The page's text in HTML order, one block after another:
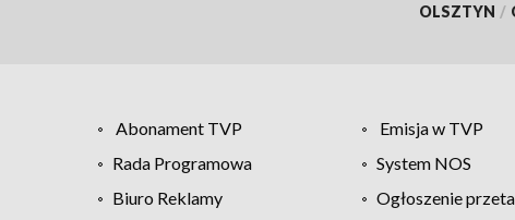
OLSZTYN /
Abonament TVP Emisja w TVP
Rada Programowa
System NOS
Biuro Reklamy
Ogłoszenie